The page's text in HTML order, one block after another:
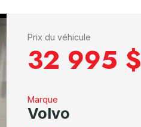
Prix du véhicule
32 995 $
Marque
Volvo